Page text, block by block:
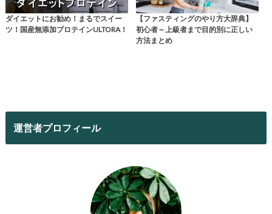
ダイエットにお勧め！まるでスイー
ツ！国産無添加プロテインULTORA！
【ファスティングのやり方大辞典】
初心者～上級者まで目的別に正しい
方法まとめ
運営者プロフィール